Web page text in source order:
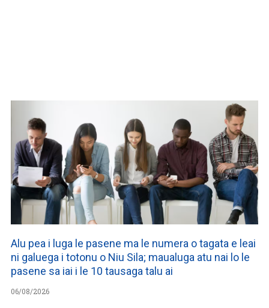
Alu pea i luga le pasene ma le numera o tagata e leai
ni galuega i totonu o Niu Sila; maualuga atu nai lo le
pasene sa iai i le 10 tausaga talu ai
06/08/2026